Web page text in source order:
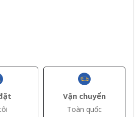
Vận chuyển
Toàn quốc